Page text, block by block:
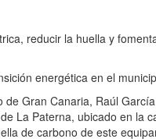
reducir la huella y
energética en el
Gran Canaria, Raúl
La Paterna, ubicado en la
de carbono de este